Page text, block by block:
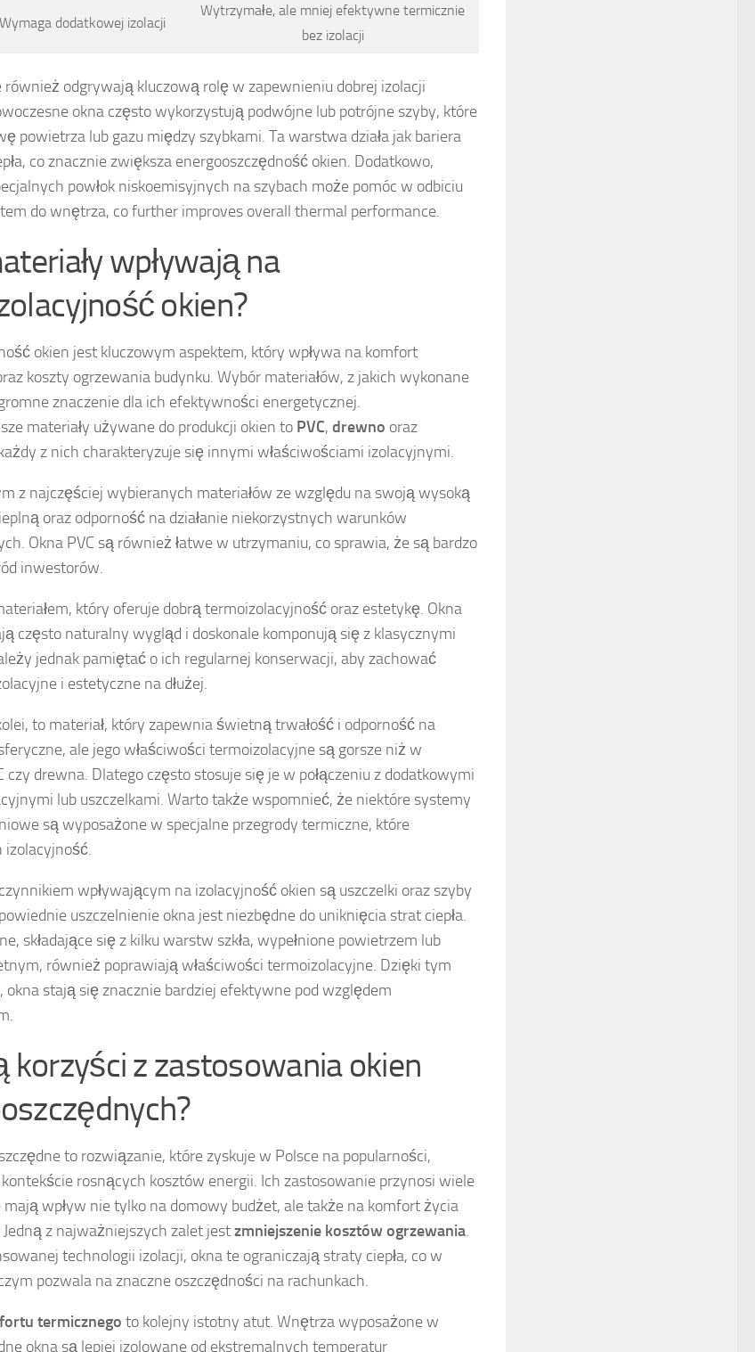
Wymaga dodatkowej izolacji
Wytrzymałe, ale mniej efektywne termicznie
bez izolacji
również odgrywają kluczową rolę w zapewnieniu dobrej izolacji
okna często wykorzystują podwójne lub potrójne szyby, które
powietrza lub gazu między szybkami. Ta warstwa działa jak bariera
co znacznie zwiększa energooszczędność okien. Dodatkowo,
powłok niskoemisyjnych na szybach może pomóc w odbiciu
do wnętrza, co further improves overall thermal performance.
wpływają na
okien?
okien jest kluczowym aspektem, który wpływa na komfort
koszty ogrzewania budynku. Wybór materiałów, z jakich wykonane
znaczenie dla ich efektywności energetycznej.
materiały używane do produkcji okien to PVC, drewno oraz
z nich charakteryzuje się innymi właściwościami izolacyjnymi.
z najczęściej wybieranych materiałów ze względu na swoją wysoką
oraz odporność na działanie niekorzystnych warunków
Okna PVC są również łatwe w utrzymaniu, co sprawia, że są bardzo
inwestorów.
który oferuje dobrą termoizolacyjność oraz estetykę. Okna
często naturalny wygląd i doskonale komponują się z klasycznymi
jednak pamiętać o ich regularnej konserwacji, aby zachować
i estetyczne na dłużej.
to materiał, który zapewnia świetną trwałość i odporność na
ale jego właściwości termoizolacyjne są gorsze niż w
czy drewna. Dlatego często stosuje się je w połączeniu z dodatkowymi
lub uszczelkami. Warto także wspomnieć, że niektóre systemy
są wyposażone w specjalne przegrody termiczne, które
izolacyjność.
wpływającym na izolacyjność okien są uszczelki oraz szyby
uszczelnienie okna jest niezbędne do uniknięcia strat ciepła.
składające się z kilku warstw szkła, wypełnione powietrzem lub
również poprawiają właściwości termoizolacyjne. Dzięki tym
okna stają się znacznie bardziej efektywne pod względem
korzyści z zastosowania okien
to rozwiązanie, które zyskuje w Polsce na popularności,
rosnących kosztów energii. Ich zastosowanie przynosi wiele
mają wpływ nie tylko na domowy budżet, ale także na komfort życia
z najważniejszych zalet jestzmniejszenie kosztów ogrzewania.
technologii izolacji, okna te ograniczają straty ciepła, co w
pozwala na znaczne oszczędności na rachunkach.
termicznego to kolejny istotny atut. Wnętrza wyposażone w
okna są lepiej izolowane od ekstremalnych temperatur